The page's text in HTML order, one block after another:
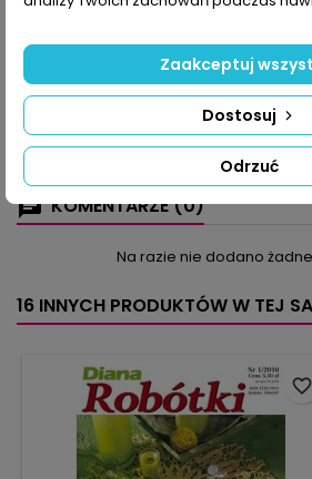
schematy, najczęściej w kilku kolorach
przerabiać poszczególne etapy.
Wśród ciekawych pomysłów:
wzorem siatki łukowej, serwetka z
różami, pudełka na chusteczki ze
wykorzystano na nie 1 motek kolorowej
KOMENTARZE (0)
Na razie nie dodano
16 INNYCH PRODUKTÓW W TEJ
favorite_border
Odrzuć
Dostosuj
Zaakceptuj